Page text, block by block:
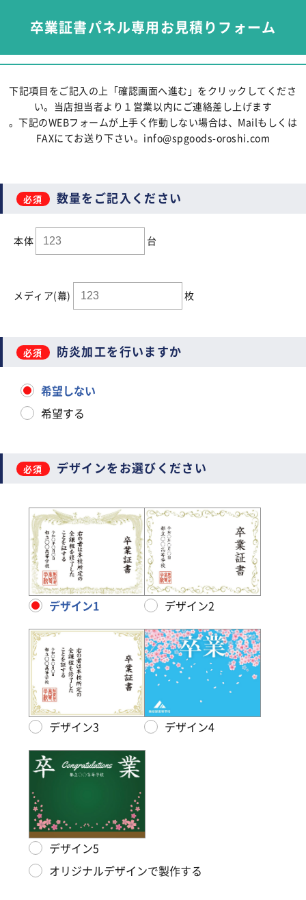
卒業証書パネル専用お見積りフォーム
下記項目をご記入の上「確認画面へ進む」をクリックしてくださ
い。当店担当者より１営業以内にご連絡差し上げます
。下記のWEBフォームが上手く作動しない場合は、Mailもしくは
FAXにてお送り下さい。info@spgoods-oroshi.com
数量をご記入ください
本体 台
メディア(幕) 枚
防炎加工を行いますか
希望しない
希望する
デザインをお選びください
デザイン1 デザイン2
デザイン3 デザイン4
デザイン5
オリジナルデザインで製作する